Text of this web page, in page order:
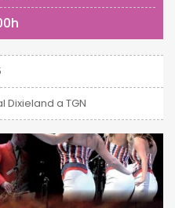
Dixieland a TGN